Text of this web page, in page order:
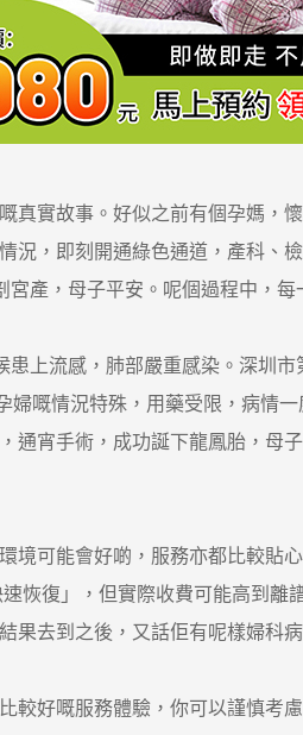
實故事。好似之前有個孕媽，
況，即刻開通綠色通道，產科、
產，母子平安。呢個過程中，
流感，肺部嚴重感染。深圳市
嘅情況特殊，用藥受限，病情
宵手術，成功誕下龍鳳胎，母
可能會好啲，服務亦都比較貼
恢復」，但實際收費可能高到
果去到之後，又話佢有呢樣婦科
好嘅服務體驗，你可以謹慎考